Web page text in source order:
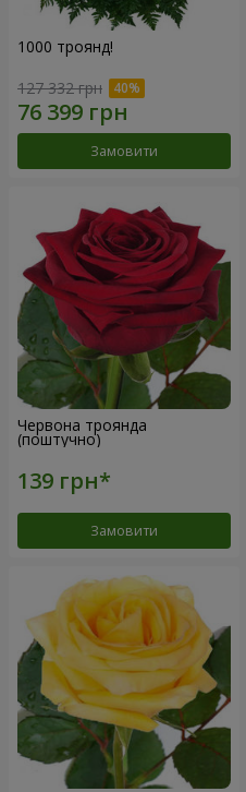
1000 троянд!
127 332 грн
Замовити
Червона троянда
(поштучно)
Замовити